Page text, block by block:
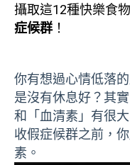
攝取這12種快樂食
症候群 ！
你有想過心情低落
是沒有休息好？其
和「血清素」有很
收假症候群之前，
素。